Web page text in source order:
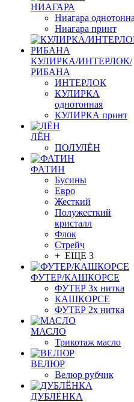
НИАГАРА
Ниагара
Ниагара принт
КУЛИРКА/ИНТЕРЛОК/
РИБАНА
ИНТЕРЛОК
КУЛИРКА
однотонная
КУЛИРКА принт
ЛЁН
ПОЛУЛЁН
ФАТИН
Бусины
Евро
Жесткий
Полужесткий
кристалл
Флок
Стрейч
+ ЕЩЕ 3
ФУТЕР/КАШКОРСЕ
ФУТЕР 3х нитка
КАШКОРСЕ
ФУТЕР 2х нитка
МАСЛО
Трикотаж масло
ВЕЛЮР
Велюр рубчик
ДУБЛЁНКА